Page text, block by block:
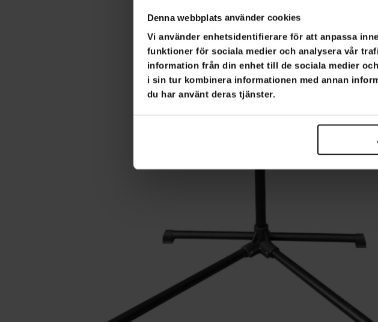
Denna webbplats använder cookies
Vi använder enhetsidentifierare för att anpassa
funktioner för sociala medier och analysera vår
information från din enhet till de sociala medier
i sin tur kombinera informationen med annan
du har använt deras tjänster.